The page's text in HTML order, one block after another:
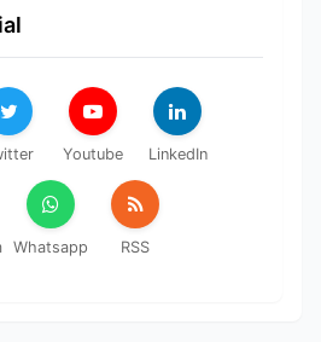
Youtube LinkedIn
Whatsapp RSS